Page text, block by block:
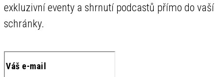
exkluzivní eventy a shrnutí podcastů přímo do vaší
schránky.